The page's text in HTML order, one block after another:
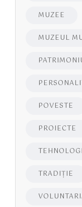
MUZEE
MUZEUL
POVESTE
PROIECTE
TRADIȚIE